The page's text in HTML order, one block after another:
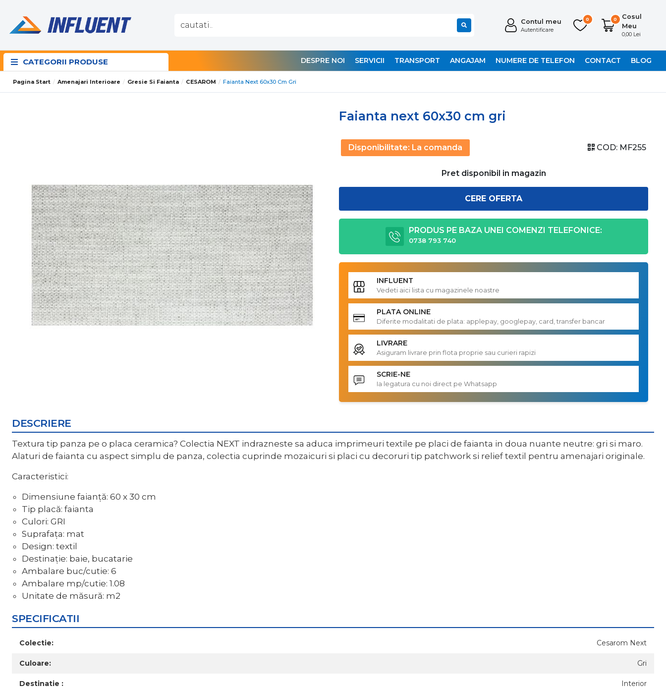
Contul meu
Autentificare
0 0
Cosul
Meu
0,00 Lei
CATEGORII PRODUSE DESPRE NOI SERVICII TRANSPORT ANGAJAM NUMERE DE TELEFON CONTACT BLOG
Pagina Start Amenajari Interioare Gresie Si Faianta CESAROM Faianta Next 60x30 Cm Gri
Faianta next 60x30 cm gri
Disponibilitate: La comanda COD: MF255
Pret disponibil in magazin
CERE OFERTA
PRODUS PE BAZA UNEI COMENZI TELEFONICE:
0738 793 740
INFLUENT
Vedeti aici lista cu magazinele noastre
PLATA ONLINE
Diferite modalitati de plata: applepay, googlepay, card, transfer bancar
LIVRARE
Asiguram livrare prin flota proprie sau curieri rapizi
SCRIE-NE
Ia legatura cu noi direct pe Whatsapp
DESCRIERE
Textura tip panza pe o placa ceramica? Colectia NEXT indrazneste sa aduca imprimeuri textile pe placi de faianta in doua nuante neutre: gri si maro.
Alaturi de faianta cu aspect simplu de panza, colectia cuprinde mozaicuri si placi cu decoruri tip patchwork si relief textil pentru amenajari originale.
Caracteristici:
Dimensiune faianță: 60 x 30 cm
Tip placă: faianta
Culori: GRI
Suprafața: mat
Design: textil
Destinație: baie, bucatarie
Ambalare buc/cutie: 6
Ambalare mp/cutie: 1.08
Unitate de măsură: m2
SPECIFICATII
Colectie: Cesarom Next
Culoare: Gri
Destinatie : Interior